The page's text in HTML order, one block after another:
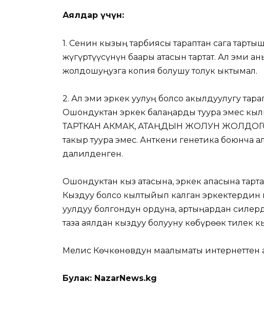
Аялдар үчүн:
1. Сенин кызың тарбиясы тараптан сага
жүгүртүүсүнүн баары атасын тартат. Ал эми
жолдошуңузга копия болушу толук ыктымал.
2. Ал эми эркек уулуң болсо акылдуулугу
Ошондуктан эркек балаңарды туура эмес
ТАРТКАН АКМАК, АТАҢДЫН ЖОЛУН
такыр туура эмес. Анткени генетика боюнча
далилденген.
Ошондуктан кыз атасына, эркек апасына
Кыздуу болсо кылтыйып калган эркектердин
уулдуу болгондун ордуна, артыңардан
таза аялдан кыздуу болууну көбүрөөк тилек
Мелис Көчкөнөвдун маалыматы интернеттен
Булак: NazarNews.kg